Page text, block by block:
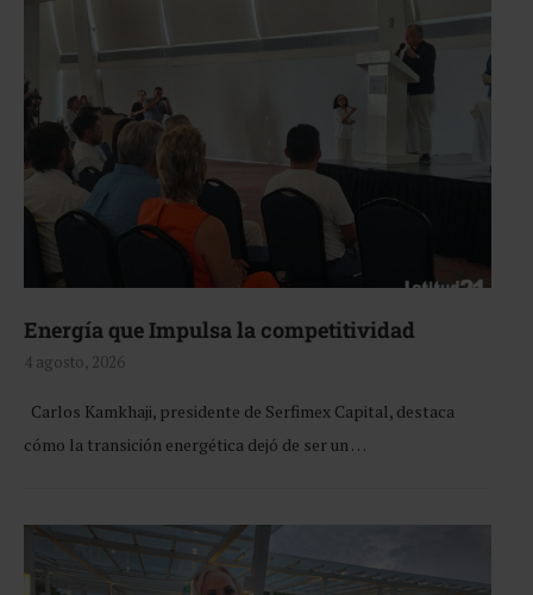
Energía que Impulsa la competitividad
4 agosto, 2026
Carlos Kamkhaji, presidente de Serfimex Capital, destaca
cómo la transición energética dejó de ser un …